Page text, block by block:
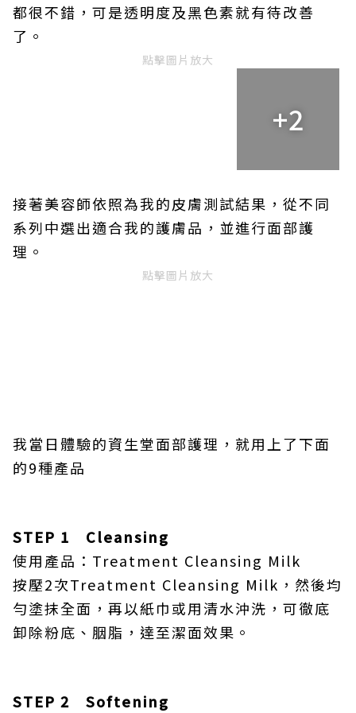
都很不錯，可是透明度及黑色素就有待改善
了。
點擊圖片放大
+2
接著美容師依照為我的皮膚測試結果，從不同
系列中選出適合我的護膚品，並進行面部護
理。
點擊圖片放大
我當日體驗的資生堂面部護理，就用上了下面
的9種產品
STEP 1 Cleansing
使用產品：Treatment Cleansing Milk
按壓2次Treatment Cleansing Milk，然後均
勻塗抹全面，再以紙巾或用清水沖洗，可徹底
卸除粉底、胭脂，達至潔面效果。
STEP 2 Softening